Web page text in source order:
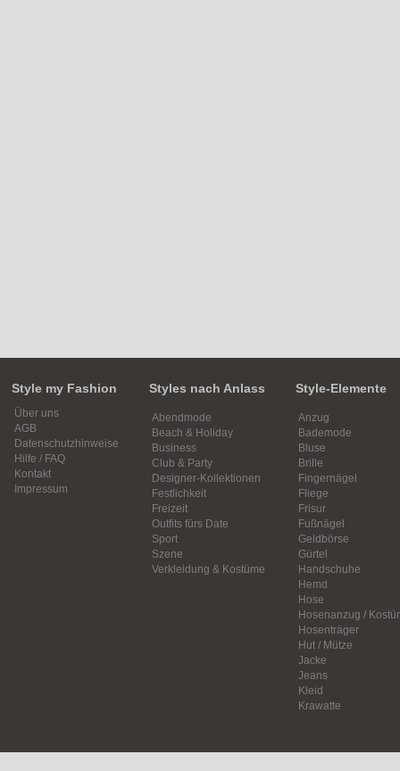
Style my Fashion
Über uns
AGB
Datenschutzhinweise
Hilfe / FAQ
Kontakt
Impressum
Styles nach Anlass
Abendmode
Beach & Holiday
Business
Club & Party
Designer-Kollektionen
Festlichkeit
Freizeit
Outfits fürs Date
Sport
Szene
Verkleidung & Kostüme
Style-Elemente
Anzug
Bademode
Bluse
Brille
Fingernägel
Fliege
Frisur
Fußnägel
Geldbörse
Gürtel
Handschuhe
Hemd
Hose
Hosenanzug /
Hosenträger
Hut / Mütze
Jacke
Jeans
Kleid
Krawatte